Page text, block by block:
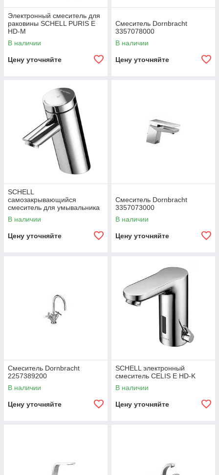
Электронный смеситель для
раковины SCHELL PURIS E
HD-M
В наличии
Цену уточняйте
Смеситель Dornbracht
3357078000
В наличии
Цену уточняйте
SCHELL
самозакрывающийся
смеситель для умывальника
PURIS SC HD-M
В наличии
Цену уточняйте
Смеситель Dornbracht
3357073000
В наличии
Цену уточняйте
Смеситель Dornbracht
2257389200
В наличии
Цену уточняйте
SCHELL электронный
смеситель CELIS E HD-K
В наличии
Цену уточняйте